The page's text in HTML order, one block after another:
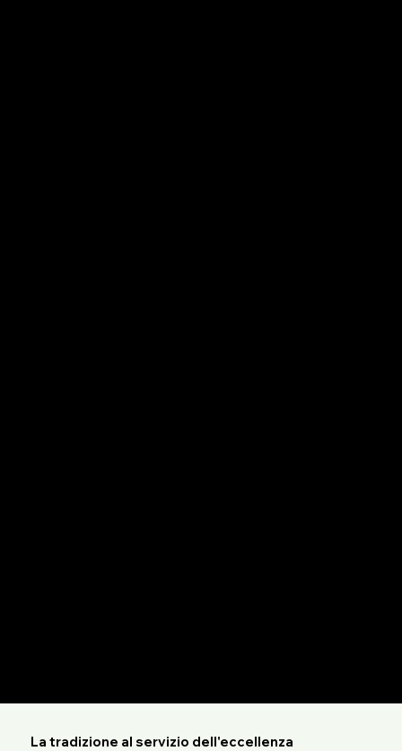
La tradizione al servizio dell'eccellenza